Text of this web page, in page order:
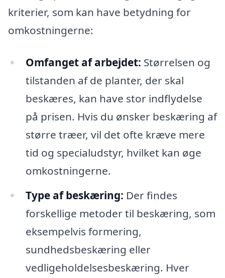
kriterier, som kan have betydning for
omkostningerne:
Omfanget af arbejdet: Størrelsen og
tilstanden af de planter, der skal
beskæres, kan have stor indflydelse
på prisen. Hvis du ønsker beskæring af
større træer, vil det ofte kræve mere
tid og specialudstyr, hvilket kan øge
omkostningerne.
Type af beskæring: Der findes
forskellige metoder til beskæring, som
eksempelvis formering,
sundhedsbeskæring eller
vedligeholdelsesbeskæring. Hver